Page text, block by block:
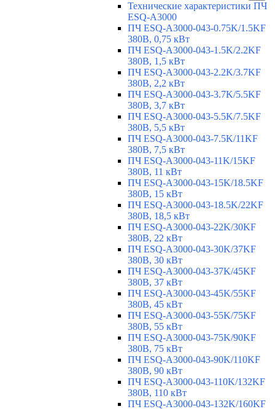
Технические характеристики ПЧ
ESQ-A3000
ПЧ ESQ-A3000-043-0.75K/1.5KF
380В, 0,75 кВт
ПЧ ESQ-A3000-043-1.5K/2.2KF
380В, 1,5 кВт
ПЧ ESQ-A3000-043-2.2K/3.7KF
380В, 2,2 кВт
ПЧ ESQ-A3000-043-3.7K/5.5KF
380В, 3,7 кВт
ПЧ ESQ-A3000-043-5.5K/7.5KF
380В, 5,5 кВт
ПЧ ESQ-A3000-043-7.5K/11KF
380В, 7,5 кВт
ПЧ ESQ-A3000-043-11K/15KF
380В, 11 кВт
ПЧ ESQ-A3000-043-15K/18.5KF
380В, 15 кВт
ПЧ ESQ-A3000-043-18.5K/22KF
380В, 18,5 кВт
ПЧ ESQ-A3000-043-22K/30KF
380В, 22 кВт
ПЧ ESQ-A3000-043-30K/37KF
380В, 30 кВт
ПЧ ESQ-A3000-043-37K/45KF
380В, 37 кВт
ПЧ ESQ-A3000-043-45K/55KF
380В, 45 кВт
ПЧ ESQ-A3000-043-55K/75KF
380В, 55 кВт
ПЧ ESQ-A3000-043-75K/90KF
380В, 75 кВт
ПЧ ESQ-A3000-043-90K/110KF
380В, 90 кВт
ПЧ ESQ-A3000-043-110K/132KF
380В, 110 кВт
ПЧ ESQ-A3000-043-132K/160KF